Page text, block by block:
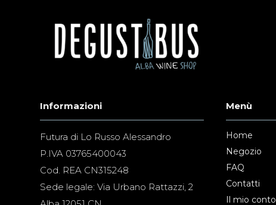
Informazioni
Futura di Lo Russo Alessandro
P.IVA 03765400043
Cod. REA CN315248
Sede legale: Via Urbano Rattazzi, 2
Menù
Home
Negozio
FAQ
Contatti
Il mio conto